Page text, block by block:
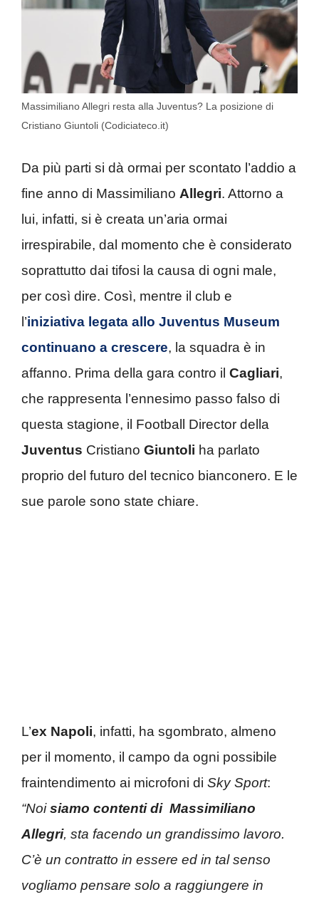
Massimiliano Allegri resta alla Juventus? La posizione di
Cristiano Giuntoli (Codiciateco.it)
Da più parti si dà ormai per scontato l’addio a
fine anno di Massimiliano Allegri. Attorno a
lui, infatti, si è creata un’aria ormai
irrespirabile, dal momento che è considerato
soprattutto dai tifosi la causa di ogni male,
per così dire. Così, mentre il club e
l’iniziativa legata allo Juventus Museum
continuano a crescere, la squadra è in
affanno. Prima della gara contro il Cagliari,
che rappresenta l’ennesimo passo falso di
questa stagione, il Football Director della
Juventus Cristiano Giuntoli ha parlato
proprio del futuro del tecnico bianconero. E le
sue parole sono state chiare.
L’ex Napoli, infatti, ha sgombrato, almeno
per il momento, il campo da ogni possibile
fraintendimento ai microfoni di Sky Sport:
“Noisiamo contenti di Massimiliano
Allegri, sta facendo un grandissimo lavoro.
C’è un contratto in essere ed in tal senso
vogliamo pensare solo a raggiungere in